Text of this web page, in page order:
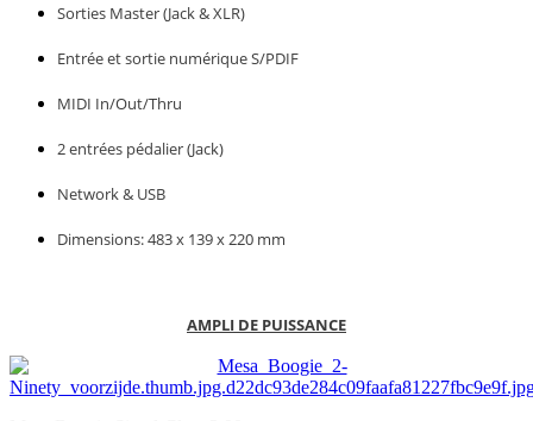
Sorties Master (Jack & XLR)
Entrée et sortie numérique S/PDIF
MIDI In/Out/Thru
2 entrées pédalier (Jack)
Network & USB
Dimensions: 483 x 139 x 220 mm
AMPLI DE PUISSANCE